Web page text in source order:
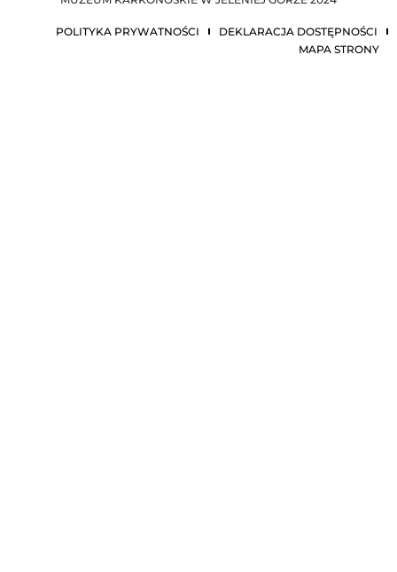
POLITYKA PRYWATNOŚCI
DEKLARACJA DOSTĘPNOŚCI
MAPA STRONY